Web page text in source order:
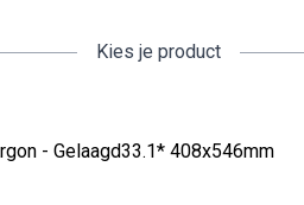
Kies je product
- Gelaagd33.1* 408x546mm